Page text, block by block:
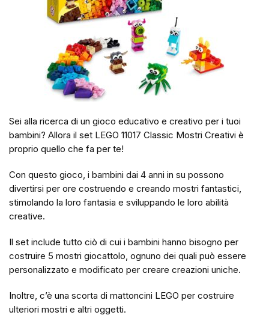
Sei alla ricerca di un gioco educativo e creativo per i tuoi
bambini? Allora il set LEGO 11017 Classic Mostri Creativi è
proprio quello che fa per te!
Con questo gioco, i bambini dai 4 anni in su possono
divertirsi per ore costruendo e creando mostri fantastici,
stimolando la loro fantasia e sviluppando le loro abilità
creative.
Il set include tutto ciò di cui i bambini hanno bisogno per
costruire 5 mostri giocattolo, ognuno dei quali può essere
personalizzato e modificato per creare creazioni uniche.
Inoltre, c’è una scorta di mattoncini LEGO per costruire
ulteriori mostri e altri oggetti.